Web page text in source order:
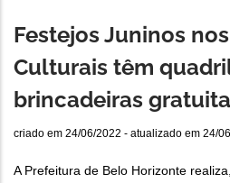
Festejos Juninos
Culturais têm
brincadeiras
criado em 24/06/2022 - atualizado em 24/
A Prefeitura de Belo Horizonte